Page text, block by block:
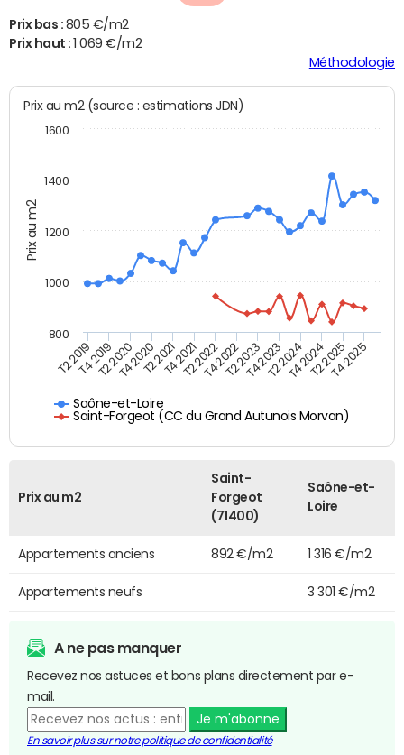
Prix bas : 805 €/m2
Prix haut :1 069 €/m2
Méthodologie
Prix au m2
Prix au m2 (source : estimations JDN)
Saône-et-Loire
Saint-Forgeot (CC du Grand Autunois Morvan)
T2 2019T4 2019T2 2020T4 2020T2 2021T4 2021T2 2022T4 2022T2 2023T4 2023T2 2024T4 2024T2 2025T4 2025
800
1000
1200
1400
1600
Prix au m2
Saint-
Forgeot
(71400)
Saône-et-
Loire
Appartements anciens 892 €/m2 1 316 €/m2
Appartements neufs 3 301 €/m2
A ne pas manquer
Recevez nos astuces et bons plans directement par e-
mail.
Je m'abonne
En savoir plus sur notre politique de confidentialité